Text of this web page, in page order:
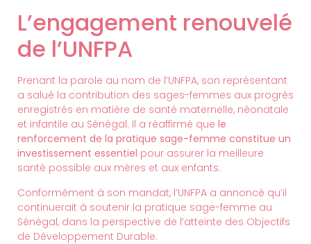
L’engagement renouvelé
de l’UNFPA
Prenant la parole au nom de l’UNFPA, son représentant
a salué la contribution des sages-femmes aux progrès
enregistrés en matière de santé maternelle, néonatale
et infantile au Sénégal. Il a réaffirmé que le
renforcement de la pratique sage-femme constitue un
investissement essentiel pour assurer la meilleure
santé possible aux mères et aux enfants.
Conformément à son mandat, l’UNFPA a annoncé qu’il
continuerait à soutenir la pratique sage-femme au
Sénégal, dans la perspective de l’atteinte des Objectifs
de Développement Durable.